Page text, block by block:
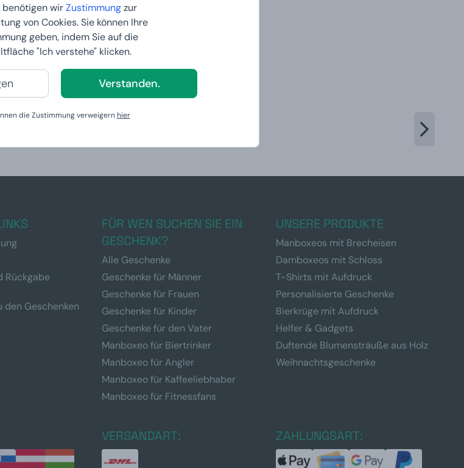
benötigen wirZustimmungzur
von Cookies. Sie können Ihre
geben, indem Sie auf die
"Ich verstehe" klicken.
Verstanden.
die Zustimmung verweigernhier
andere Kerzen (10 %)
Produkte in der Kategorie
Rückgabe
den Geschenken
FÜR WEN SUCHEN SIE EIN
GESCHENK?
Alle Geschenke
Geschenke für Männer
Geschenke für Frauen
Geschenke für Kinder
Geschenke für den Vater
Manboxeo für Biertrinker
Manboxeo für Angler
Manboxeo für Kaffeeliebhaber
Manboxeo für Fitnessfans
UNSERE PRODUKTE
Manboxeos mit Brecheisen
Damboxeos mit Schloss
T-Shirts mit Aufdruck
Personalisierte Geschenke
Bierkrüge mit Aufdruck
Helfer & Gadgets
Duftende Blumensträuße aus Holz
Weihnachtsgeschenke
VERSANDART: ZAHLUNGSART: